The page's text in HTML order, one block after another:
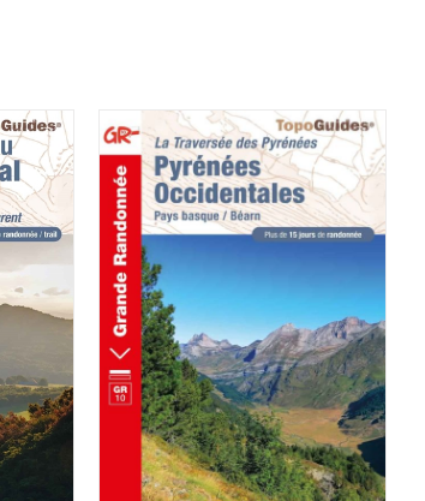
ACHETER LE PRODUIT
/
DÉTAILS